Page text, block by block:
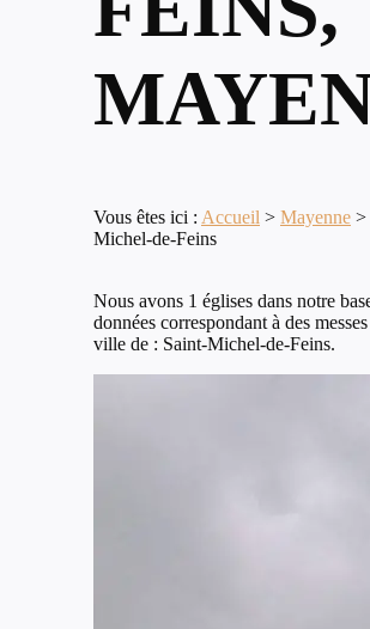
Vous êtes ici : Accueil > Mayenne >
Michel-de-Feins
Nous avons 1 églises dans notre
données correspondant à des
ville de : Saint-Michel-de-Feins.